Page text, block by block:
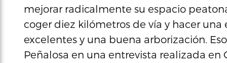
mejorar radicalmente su espacio
coger diez kilómetros de vía y hacer
excelentes y una buena arborización.
Peñalosa en una entrevista realizada